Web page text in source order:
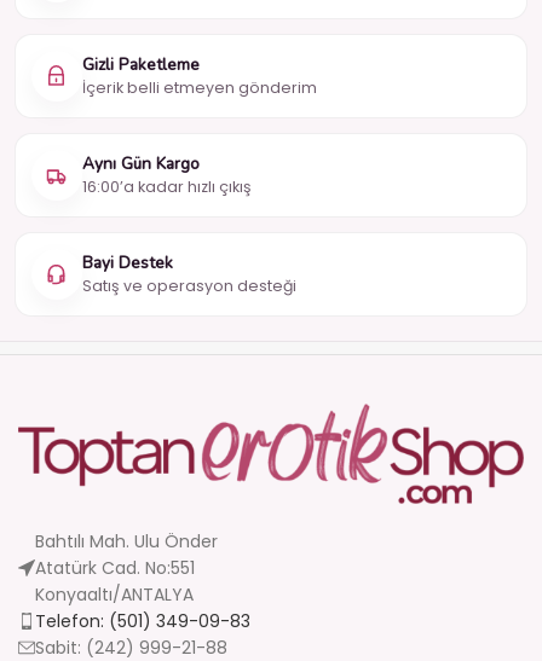
Gizli Paketleme
İçerik belli etmeyen gönderim
Aynı Gün Kargo
16:00’a kadar hızlı çıkış
Bayi Destek
Satış ve operasyon desteği
Bahtılı Mah. Ulu Önder
Atatürk Cad. No:551
Konyaaltı/ANTALYA
Telefon: (501) 349-09-83
Sabit: (242) 999-21-88